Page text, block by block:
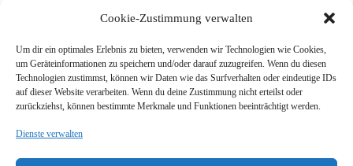
Cookie-Zustimmung verwalten
Um dir ein optimales Erlebnis zu bieten, verwenden wir Technologien wie Cookies,
um Geräteinformationen zu speichern und/oder darauf zuzugreifen. Wenn du diesen
Technologien zustimmst, können wir Daten wie das Surfverhalten oder eindeutige IDs
auf dieser Website verarbeiten. Wenn du deine Zustimmung nicht erteilst oder
zurückziehst, können bestimmte Merkmale und Funktionen beeinträchtigt werden.
Dienste verwalten
Suche